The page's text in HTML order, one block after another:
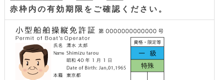
赤枠内の有効期限をご確認ください。